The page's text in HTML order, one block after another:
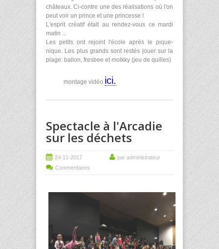
châteaux. Ci-contre une des réalisations où l'on
peut voir un prince et une princesse !
L'esprit créatif était au rendez-vous ce mardi
matin ...
Les petits ont rejoint l'école après le pique-
nique. Les plus grands sont restés jouer sur la
plage: ballon, fresbee et molkky (jeu de quilles)
montage vidéo ici.
Spectacle à l'Arcadie
sur les déchets
24-11-2017
par administrateur
Commentaires